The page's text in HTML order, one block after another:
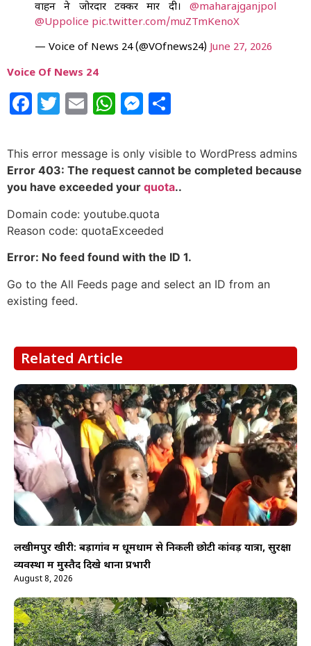
वाहन ने जोरदार टक्कर मार दी। @maharajganjpol
@Uppolice pic.twitter.com/muZTmKenoX
— Voice of News 24 (@VOfnews24) June 27, 2026
Voice Of News 24
Facebook
Twitter
EmailWhatsApp
Messenger
This error message is only visible to WordPress admins
Error 403: The request cannot be completed because
you have exceeded your quota..
Domain code: youtube.quota
Reason code: quotaExceeded
Error: No feed found with the ID 1.
Go to the All Feeds page and select an ID from an
existing feed.
Related Article
लखीमपुर खीरी: बड़ागांव में धूमधाम से निकली छोटी कांवड़ यात्रा, सुरक्षा
व्यवस्था में मुस्तैद दिखे थाना प्रभारी
August 8, 2026